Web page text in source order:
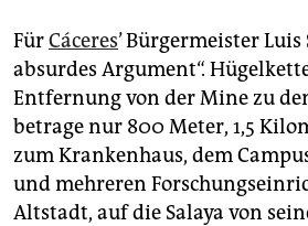
FürCáceres’ Bürgermeister Luis
absurdes Argument“.
Entfernung von der Mine zu
betrage nur 800 Meter, 1,5
zum Krankenhaus, dem
und mehreren
Altstadt, auf die Salaya von